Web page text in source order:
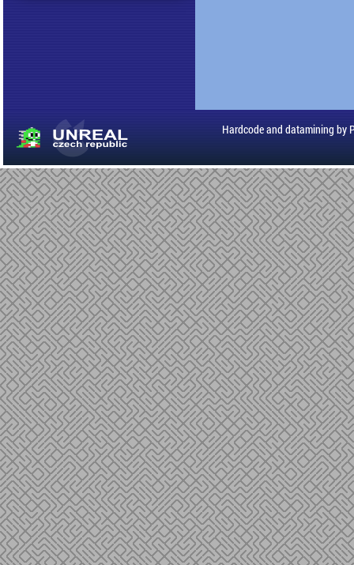
Hardcode and datamining by